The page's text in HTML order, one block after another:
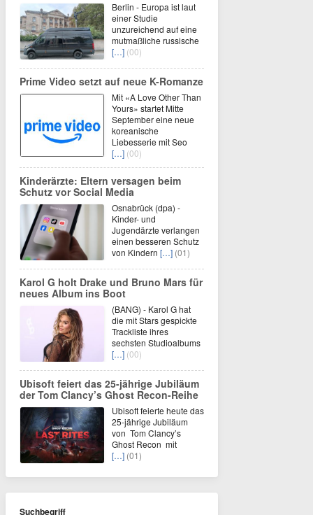
Berlin - Europa ist laut
einer Studie
unzureichend auf eine
mutmaßliche russische
[…] (00)
Prime Video setzt auf neue K-Romanze
Mit «A Love Other Than
Yours» startet Mitte
September eine neue
koreanische
Liebesserie mit Seo
[…] (00)
Kinderärzte: Eltern versagen beim
Schutz vor Social Media
Osnabrück (dpa) -
Kinder- und
Jugendärzte verlangen
einen besseren Schutz
von Kindern […] (01)
Karol G holt Drake und Bruno Mars für
neues Album ins Boot
(BANG) - Karol G hat
die mit Stars gespickte
Trackliste ihres
sechsten Studioalbums
[…] (00)
Ubisoft feiert das 25-jährige Jubiläum
der Tom Clancy’s Ghost Recon-Reihe
Ubisoft feierte heute das
25-jährige Jubiläum
von Tom Clancy’s
Ghost Recon mit
[…] (01)
Suchbegriff